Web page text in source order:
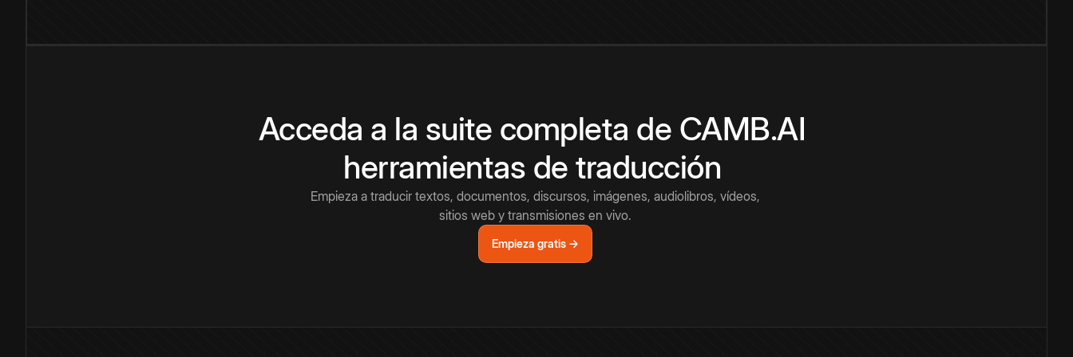
Acceda a la suite completa de CAMB.AI
herramientas de traducción
Empieza a traducir textos, documentos, discursos, imágenes, audiolibros, vídeos,
sitios web y transmisiones en vivo.
Empieza gratis →